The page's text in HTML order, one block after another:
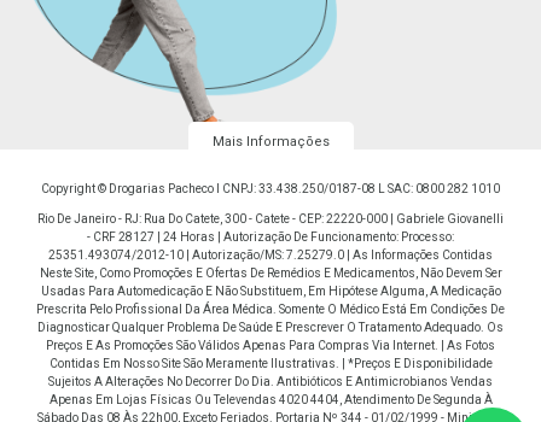
Mais Informações
Copyright © Drogarias Pacheco I CNPJ: 33.438.250/0187-08 L SAC: 0800 282 1010
Rio De Janeiro - RJ: Rua Do Catete, 300 - Catete - CEP: 22220-000 | Gabriele Giovanelli
- CRF 28127 | 24 Horas | Autorização De Funcionamento: Processo:
25351.493074/2012-10 | Autorização/MS: 7.25279.0 | As Informações Contidas
Neste Site, Como Promoções E Ofertas De Remédios E Medicamentos, Não Devem Ser
Usadas Para Automedicação E Não Substituem, Em Hipótese Alguma, A Medicação
Prescrita Pelo Profissional Da Área Médica. Somente O Médico Está Em Condições De
Diagnosticar Qualquer Problema De Saúde E Prescrever O Tratamento Adequado. Os
Preços E As Promoções São Válidos Apenas Para Compras Via Internet. | As Fotos
Contidas Em Nosso Site São Meramente Ilustrativas. | *Preços E Disponibilidade
Sujeitos A Alterações No Decorrer Do Dia. Antibióticos E Antimicrobianos Vendas
Apenas Em Lojas Físicas Ou Televendas 4020 4404, Atendimento De Segunda À
Sábado Das 08 Às 22h00, Exceto Feriados. Portaria Nº 344 - 01/02/1999 - Ministério